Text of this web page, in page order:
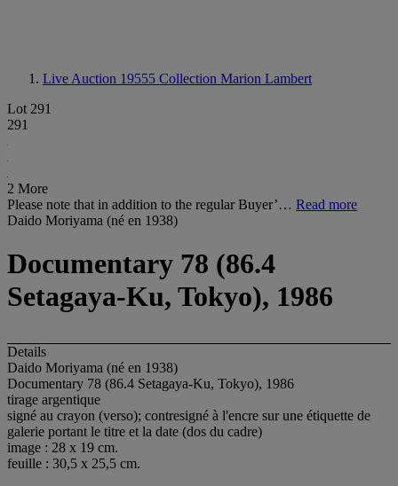
Live Auction 19555 Collection Marion Lambert
Lot 291
291
2 More
Please note that in addition to the regular Buyer’… Read more
Daido Moriyama (né en 1938)
Documentary 78 (86.4
Setagaya-Ku, Tokyo), 1986
Details
Daido Moriyama (né en 1938)
Documentary 78 (86.4 Setagaya-Ku, Tokyo), 1986
tirage argentique
signé au crayon (verso); contresigné à l'encre sur une étiquette de
galerie portant le titre et la date (dos du cadre)
image : 28 x 19 cm.
feuille : 30,5 x 25,5 cm.